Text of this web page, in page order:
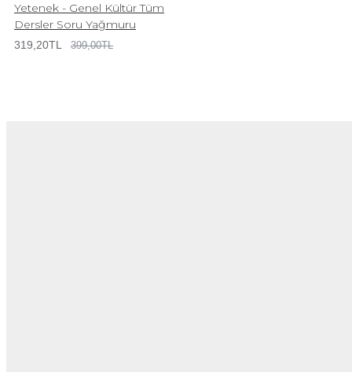
Yetenek - Genel Kültür Tüm
Dersler Soru Yağmuru
319,20TL 399,00TL